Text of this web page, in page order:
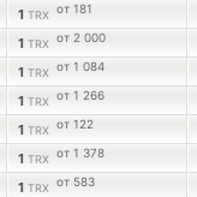
1 TRX от 181
1 TRX от 2 000
1 TRX от 1 084
1 TRX от 1 266
1 TRX от 122
1 TRX от 1 378
1 TRX от 583